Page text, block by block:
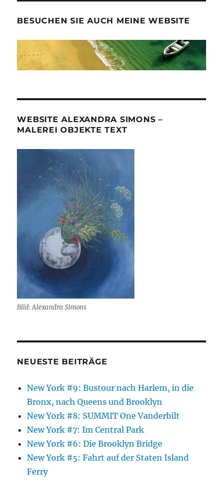
BESUCHEN SIE AUCH MEINE WEBSITE
WEBSITE ALEXANDRA SIMONS –
MALEREI OBJEKTE TEXT
Bild: Alexandra Simons
NEUESTE BEITRÄGE
New York #9: Bustour nach Harlem, in die
Bronx, nach Queens und Brooklyn
New York #8: SUMMIT One Vanderbilt
New York #7: Im Central Park
New York #6: Die Brooklyn Bridge
New York #5: Fahrt auf der Staten Island
Ferry